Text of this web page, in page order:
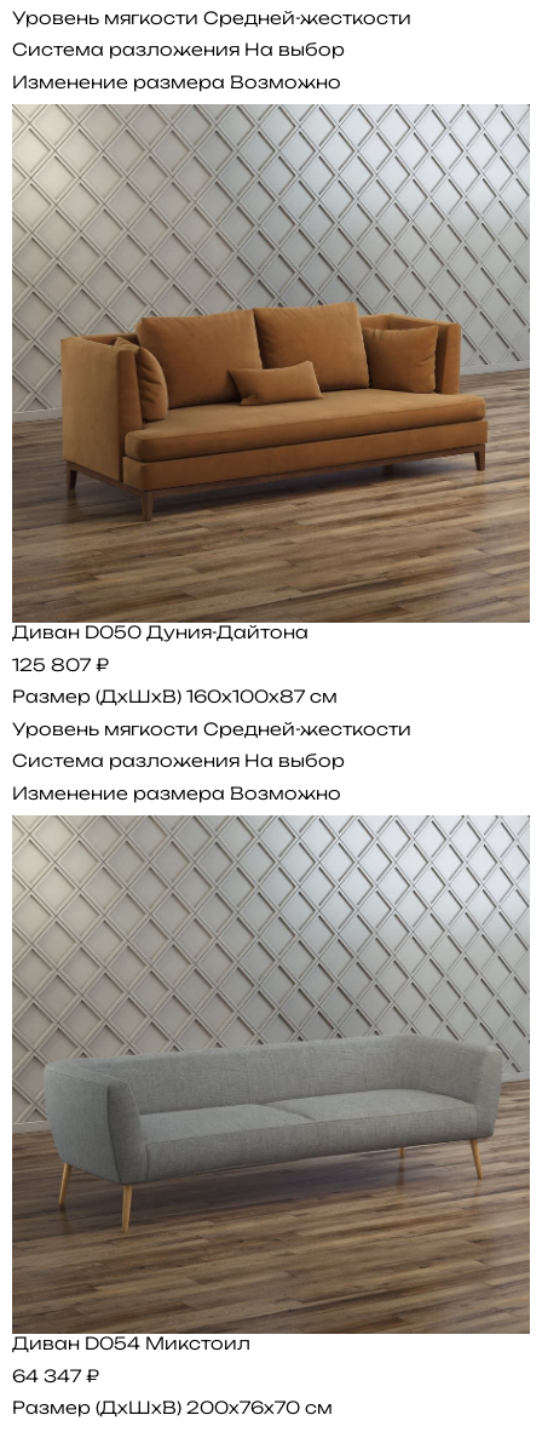
Уровень мягкости Средней-жесткости
Система разложения На выбор
Изменение размера Возможно
Диван D050 Дуния-Дайтона
125 807 ₽
Размер (ДхШхВ) 160x100x87 см
Уровень мягкости Средней-жесткости
Система разложения На выбор
Изменение размера Возможно
Диван D054 Микстоил
64 347 ₽
Размер (ДхШхВ) 200x76x70 см